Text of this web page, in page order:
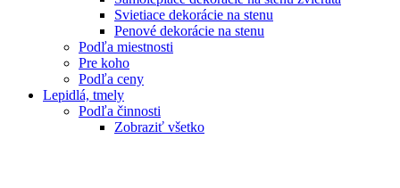
Svietiace dekorácie na stenu
Penové dekorácie na stenu
Podľa miestnosti
Pre koho
Podľa ceny
Lepidlá, tmely
Podľa činnosti
Zobraziť všetko